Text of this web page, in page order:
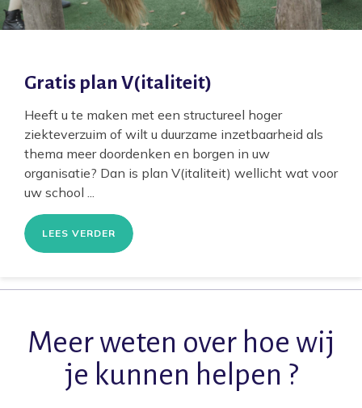
Gratis plan V(italiteit)
Heeft u te maken met een structureel hoger
ziekteverzuim of wilt u duurzame inzetbaarheid als
thema meer doordenken en borgen in uw
organisatie? Dan is plan V(italiteit) wellicht wat voor
uw school ...
LEES VERDER
Meer weten over hoe wij
je kunnen helpen ?